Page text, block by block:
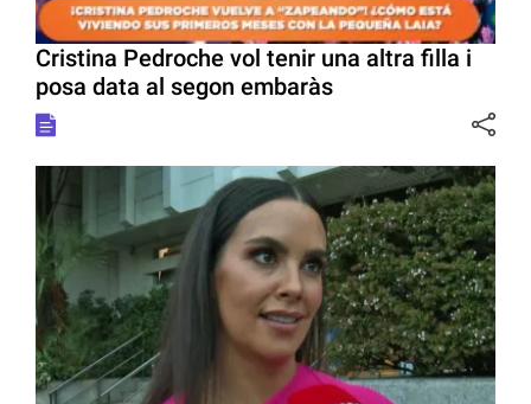
Cristina Pedroche vol tenir una altra filla i
posa data al segon embaràs